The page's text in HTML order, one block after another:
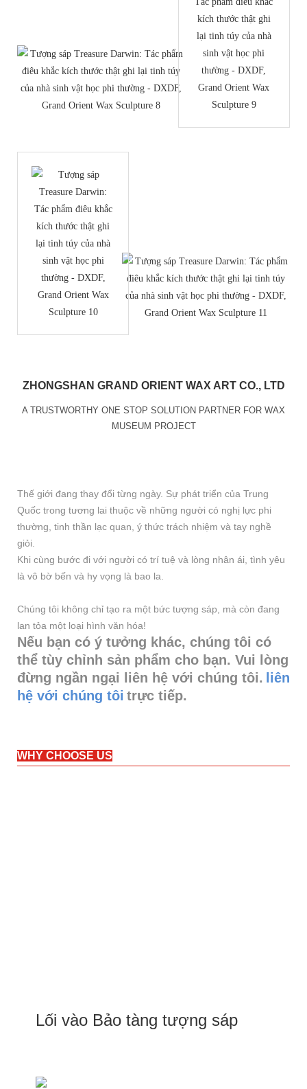
ZHONGSHAN GRAND ORIENT WAX ART CO., LTD
A TRUSTWORTHY ONE STOP SOLUTION PARTNER FOR WAX
MUSEUM PROJECT
Thế giới đang thay đổi từng ngày. Sự phát triển của Trung
Quốc trong tương lai thuộc về những người có nghị lực phi
thường, tinh thần lạc quan, ý thức trách nhiệm và tay nghề
giỏi.
Khi cùng bước đi với người có trí tuệ và lòng nhân ái, tình yêu
là vô bờ bến và hy vọng là bao la.
Chúng tôi không chỉ tạo ra một bức tượng sáp, mà còn đang
lan tỏa một loại hình văn hóa!
Nếu bạn có ý tưởng khác, chúng tôi có
thể tùy chỉnh sản phẩm cho bạn. Vui lòng
đừng ngần ngại liên hệ với chúng tôi. liên
hệ với chúng tôi trực tiếp.
WHY CHOOSE US
Lối vào Bảo tàng tượng sáp